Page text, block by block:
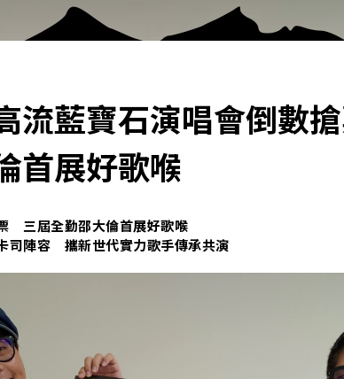
流藍寶石演唱會倒數
首展好歌喉
三屆全勤邵大倫首展好歌喉
司陣容 攜新世代實力歌手傳承共演